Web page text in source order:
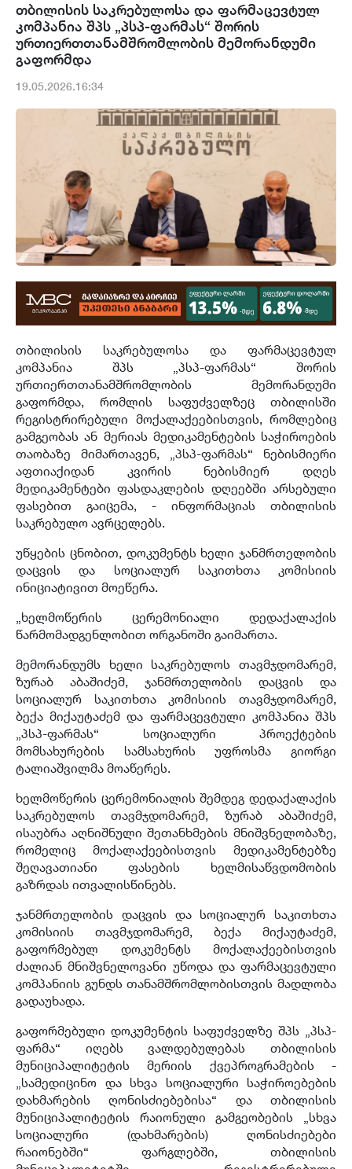
თბილისის საკრებულოსა და ფარმაცევტულ
კომპანია შპს „პსპ-ფარმას“ შორის
ურთიერთთანამშრომლობის მემორანდუმი
გაფორმდა
19.05.2026.16:34
თბილისის საკრებულოსა და ფარმაცევტულ
კომპანია შპს „პსპ-ფარმას“ შორის
ურთიერთთანამშრომლობის მემორანდუმი
გაფორმდა, რომლის საფუძველზეც თბილისში
რეგისტრირებული მოქალაქეებისთვის, რომლებიც
გამგეობას ან მერიას მედიკამენტების საჭიროების
თაობაზე მიმართავენ, „პსპ-ფარმას“ ნებისმიერი
აფთიაქიდან კვირის ნებისმიერ დღეს
მედიკამენტები ფასდაკლების დღეებში არსებული
ფასებით გაიცემა, - ინფორმაციას თბილისის
საკრებულო ავრცელებს.
უწყების ცნობით, დოკუმენტს ხელი ჯანმრთელობის
დაცვის და სოციალურ საკითხთა კომისიის
ინიციატივით მოეწერა.
„ხელმოწერის ცერემონიალი დედაქალაქის
წარმომადგენლობით ორგანოში გაიმართა.
მემორანდუმს ხელი საკრებულოს თავმჯდომარემ,
ზურაბ აბაშიძემ, ჯანმრთელობის დაცვის და
სოციალურ საკითხთა კომისიის თავმჯდომარემ,
ბექა მიქაუტაძემ და ფარმაცევტული კომპანია შპს
„პსპ-ფარმას“ სოციალური პროექტების
მომსახურების სამსახურის უფროსმა გიორგი
ტალიაშვილმა მოაწერეს.
ხელმოწერის ცერემონიალის შემდეგ დედაქალაქის
საკრებულოს თავმჯდომარემ, ზურაბ აბაშიძემ,
ისაუბრა აღნიშნული შეთანხმების მნიშვნელობაზე,
რომელიც მოქალაქეებისთვის მედიკამენტებზე
შეღავათიანი ფასების ხელმისაწვდომობის
გაზრდას ითვალისწინებს.
ჯანმრთელობის დაცვის და სოციალურ საკითხთა
კომისიის თავმჯდომარემ, ბექა მიქაუტაძემ,
გაფორმებულ დოკუმენტს მოქალაქეებისთვის
ძალიან მნიშვნელოვანი უწოდა და ფარმაცევტული
კომპანიის გუნდს თანამშრომლობისთვის მადლობა
გადაუხადა.
გაფორმებული დოკუმენტის საფუძველზე შპს „პსპ-
ფარმა“ იღებს ვალდებულებას თბილისის
მუნიციპალიტეტის მერიის ქვეპროგრამების -
„სამედიცინო და სხვა სოციალური საჭიროებების
დახმარების ღონისძიებებისა“ და თბილისის
მუნიციპალიტეტის რაიონული გამგეობების „სხვა
სოციალური (დახმარების) ღონისძიებები
რაიონებში“ ფარგლებში, თბილისის